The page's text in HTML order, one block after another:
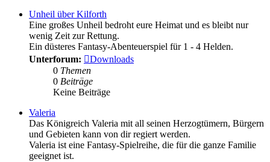
Unheil über Kilforth
Eine großes Unheil bedroht eure Heimat und es bleibt nur
wenig Zeit zur Rettung.
Ein düsteres Fantasy-Abenteuerspiel für 1 - 4 Helden.
Unterforum:
Downloads
0 Themen
0 Beiträge
Keine Beiträge
Valeria
Das Königreich Valeria mit all seinen Herzogtümern, Bürgern
und Gebieten kann von dir regiert werden.
Valeria ist eine Fantasy-Spielreihe, die für die ganze Familie
geeignet ist.